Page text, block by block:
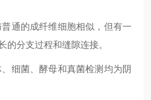
通的成纤维细胞相似，但有一
的分支过程和缝隙连接。
细菌、酵母和真菌检测均为阴